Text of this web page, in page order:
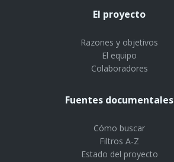
El proyecto
Razones y objetivos
El equipo
Colaboradores
Fuentes documentales
Cómo buscar
Filtros A-Z
Estado del proyecto